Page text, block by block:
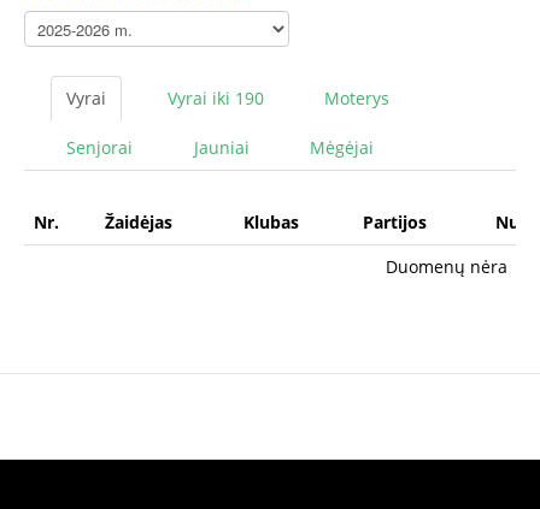
Vyrai Vyrai iki 190 Moterys
Senjorai Jauniai Mėgėjai
Nr. Žaidėjas Klubas Partijos
Duomenų nėra